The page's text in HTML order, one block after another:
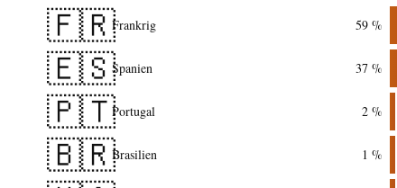
🇫🇷Frankrig 59 %
🇪🇸Spanien 37 %
🇵🇹Portugal 2 %
🇧🇷Brasilien 1 %